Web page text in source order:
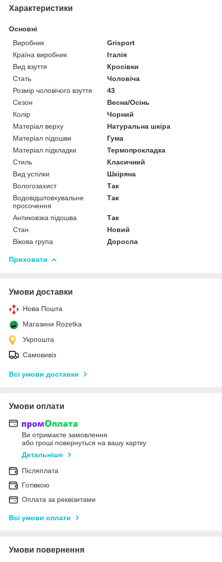
Характеристики
Основні
Виробник
Grisport
Країна виробник
Італія
Вид взуття
Кросівки
Стать
Чоловіча
Розмір чоловічого взуття
43
Сезон
Весна/Осінь
Колір
Чорний
Матеріал верху
Натуральна шкіра
Матеріал підошви
Гума
Матеріал підкладки
Термопрокладка
Стиль
Класичний
Вид устілки
Шкіряна
Вологозахист
Так
Водовідштовхувальне
просочення
Так
Антиковзка підошва
Так
Стан
Новий
Вікова група
Доросла
Приховати
Умови доставки
Нова Пошта
Магазини Rozetka
Укрпошта
Самовивіз
Всі умови доставки
Умови оплати
Ви отримаєте замовлення
або гроші повернуться на вашу картку
Детальніше
Післяплата
Готівкою
Оплата за реквізитами
Всі умови оплати
Умови повернення